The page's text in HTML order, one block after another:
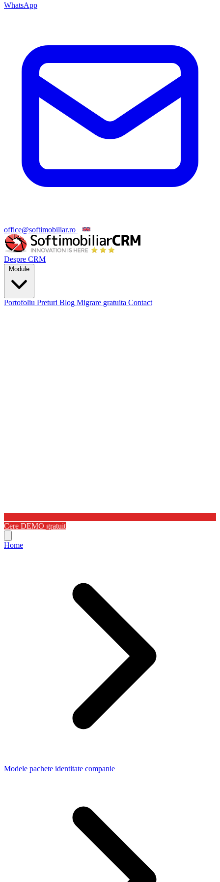
WhatsApp
office@softimobiliar.ro
Despre CRM
Module
Portofoliu Preturi Blog Migrare gratuita Contact
Cere DEMO gratuit
Home
Modele pachete identitate companie